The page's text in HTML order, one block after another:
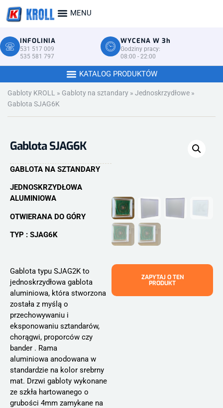
INFOLINIA
531 517 009
535 581 797
WYCENA W 3h
Godziny pracy:
08:00 - 22:00
Gabloty KROLL » Gabloty na sztandary » Jednoskrzydłowe »
Gablota SJAG6K
ZAPYTAJ O TEN
PRODUKT
Gablota SJAG6K
GABLOTA NA SZTANDARY
JEDNOSKRZYDŁOWA
ALUMINIOWA
OTWIERANA DO GÓRY
TYP : SJAG6K
Gablota typu SJAG2K to
jednoskrzydłowa gablota
aluminiowa, która stworzona
została z myślą o
przechowywaniu i
eksponowaniu sztandarów,
chorągwi, proporców czy
bander . Rama
aluminiowa anodowana w
standardzie na kolor srebrny
mat. Drzwi gabloty wykonane
ze szkła hartowanego o
grubości 4mm zamykane na